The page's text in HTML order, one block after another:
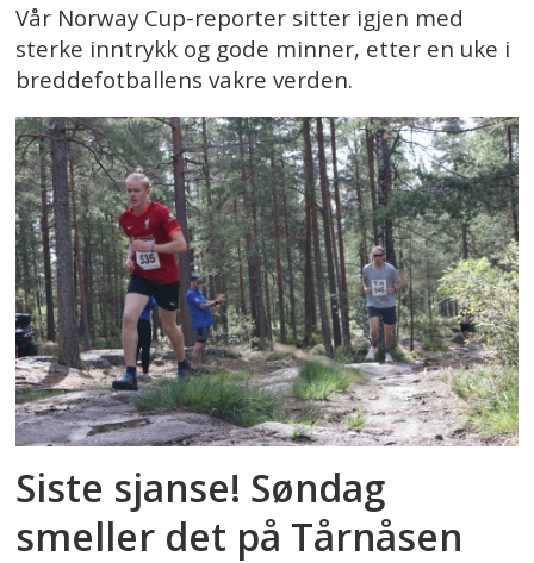
Vår Norway Cup-reporter sitter igjen med
sterke inntrykk og gode minner, etter en uke i
breddefotballens vakre verden.
Siste sjanse! Søndag
smeller det på Tårnåsen